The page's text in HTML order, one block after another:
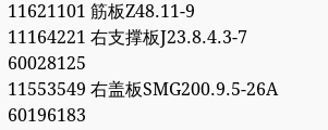
11621101 筋板Z48.11-9
11164221 右支撑板J23.8.4.3-7
60028125
11553549 右盖板SMG200.9.5-26A
60196183